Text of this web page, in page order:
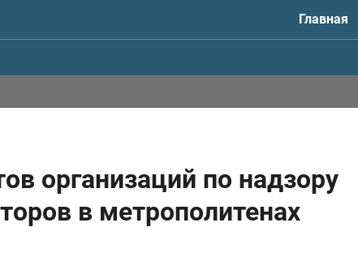
Главная
организаций по надзору
в метрополитенах